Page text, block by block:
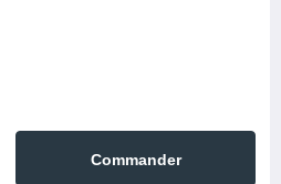
Commander